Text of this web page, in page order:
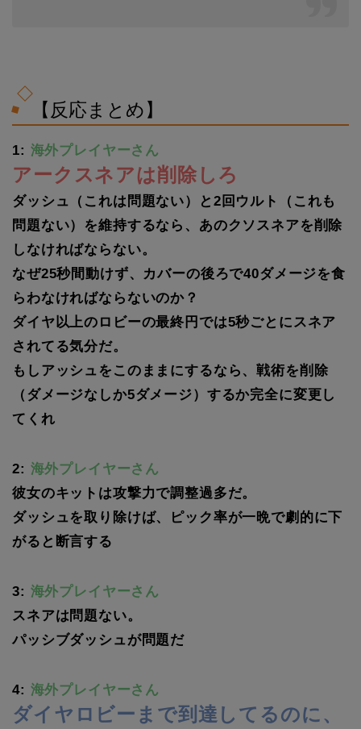
【反応まとめ】
1: 海外プレイヤーさん
アークスネアは削除しろ
ダッシュ（これは問題ない）と2回ウルト（これも
問題ない）を維持するなら、あのクソスネアを削除
しなければならない。
なぜ25秒間動けず、カバーの後ろで40ダメージを食
らわなければならないのか？
ダイヤ以上のロビーの最終円では5秒ごとにスネア
されてる気分だ。
もしアッシュをこのままにするなら、戦術を削除
（ダメージなしか5ダメージ）するか完全に変更し
てくれ
2: 海外プレイヤーさん
彼女のキットは攻撃力で調整過多だ。
ダッシュを取り除けば、ピック率が一晩で劇的に下
がると断言する
3: 海外プレイヤーさん
スネアは問題ない。
パッシブダッシュが問題だ
4: 海外プレイヤーさん
ダイヤロビーまで到達してるのに、